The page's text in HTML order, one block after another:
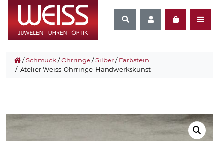
/Schmuck/Ohrringe/Silber/Farbstein
/ Atelier Weiss-Ohrringe-Handwerkskunst